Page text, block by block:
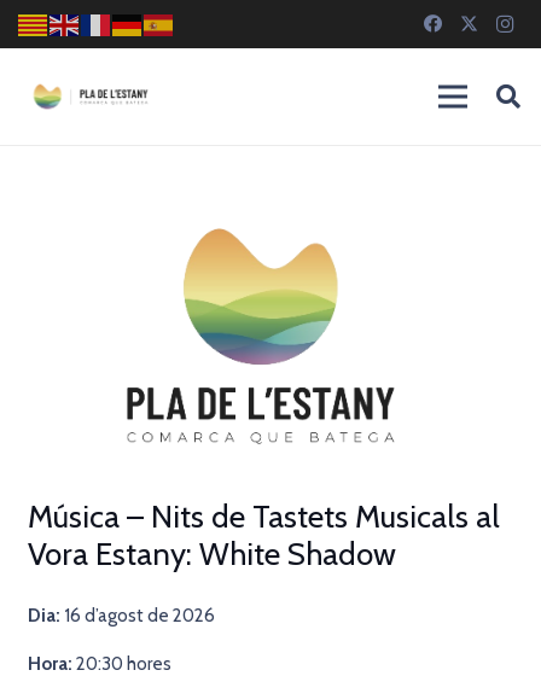
Música – Nits de Tastets Musicals al
Vora Estany: White Shadow
Dia: 16 d’agost de 2026
Hora: 20:30 hores